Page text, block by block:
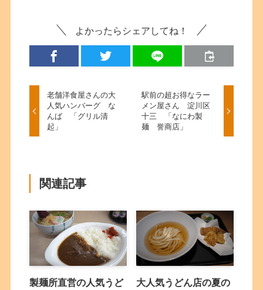
よかったらシェアしてね！
老舗洋食屋さんの大
人気ハンバーグ な
んば 「グリル清
起」
駅前の超お得なラー
メン屋さん 淀川区
十三 「なにわ製
麺 誉商店」
関連記事
製麺所直営の人気うど
大人気うどん店の夏の